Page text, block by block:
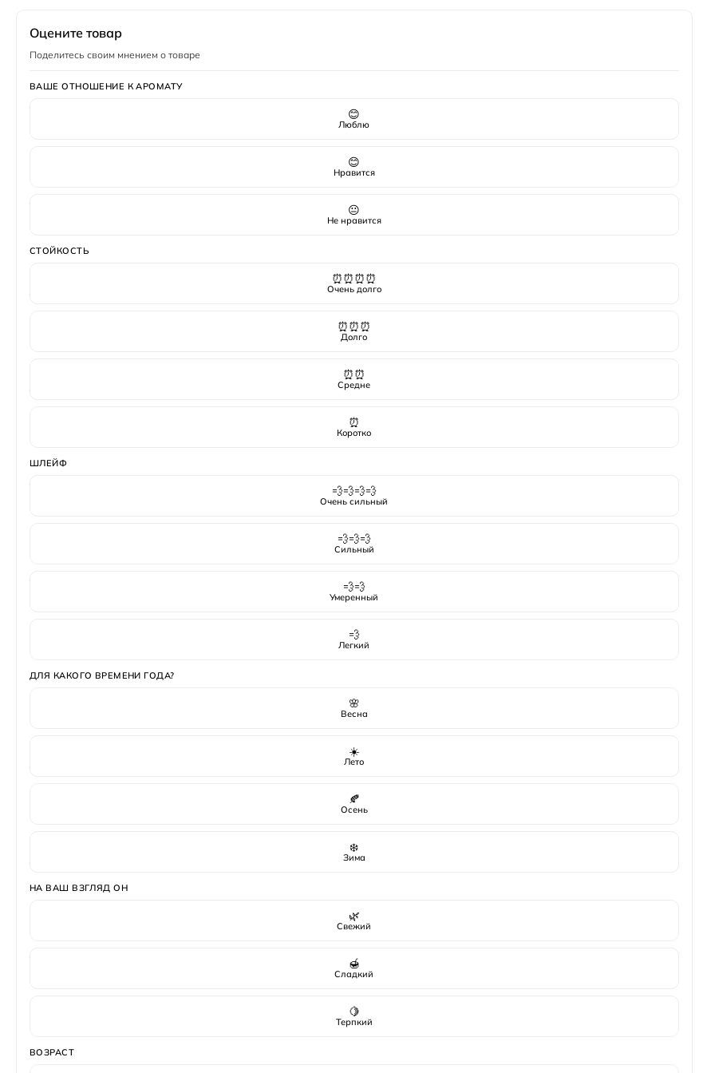
ПолОцените товар
Поделитесь своим мнением о товаре
ВАШЕ ОТНОШЕНИЕ К АРОМАТУ
😊
Люблю
😊
Нравится
😐
Не нравится
СТОЙКОСТЬ
⏰⏰⏰⏰
Очень долго
⏰⏰⏰
Долго
⏰⏰
Средне
⏰
Коротко
ШЛЕЙФ
💨💨💨💨
Очень сильный
💨💨💨
Сильный
💨💨
Умеренный
💨
Легкий
ДЛЯ КАКОГО ВРЕМЕНИ ГОДА?
🌸
Весна
☀️
Лето
🍂
Осень
❄️
Зима
НА ВАШ ВЗГЛЯД ОН
🌿
Свежий
🍯
Сладкий
🍋
Терпкий
ВОЗРАСТ